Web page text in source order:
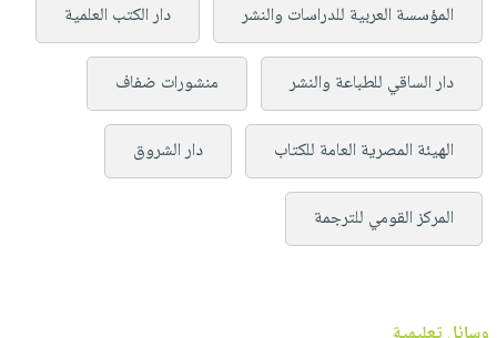
المؤسسة العربية للدراسات والنشر دار الكتب العلمية
دار الساقي للطباعة والنشر منشورات ضفاف
الهيئة المصرية العامة للكتاب دار الشروق
المركز القومي للترجمة